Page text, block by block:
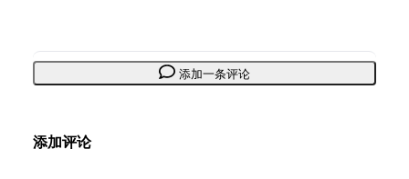
添加一条评论
添加评论